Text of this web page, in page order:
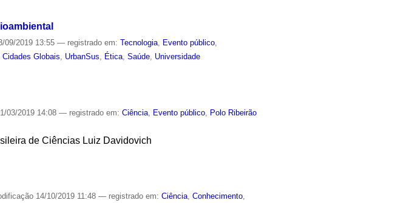
09/2019 13:55— registrado em:Tecnologia Evento público
Cidades Globais UrbanSus Ética ,Saúde Universidade
03/2019 14:08— registrado em:Ciência Evento público Polo Ribeirão
de Ciências Luiz Davidovich
14/10/2019 11:48— registrado em:Ciência,Conhecimento,